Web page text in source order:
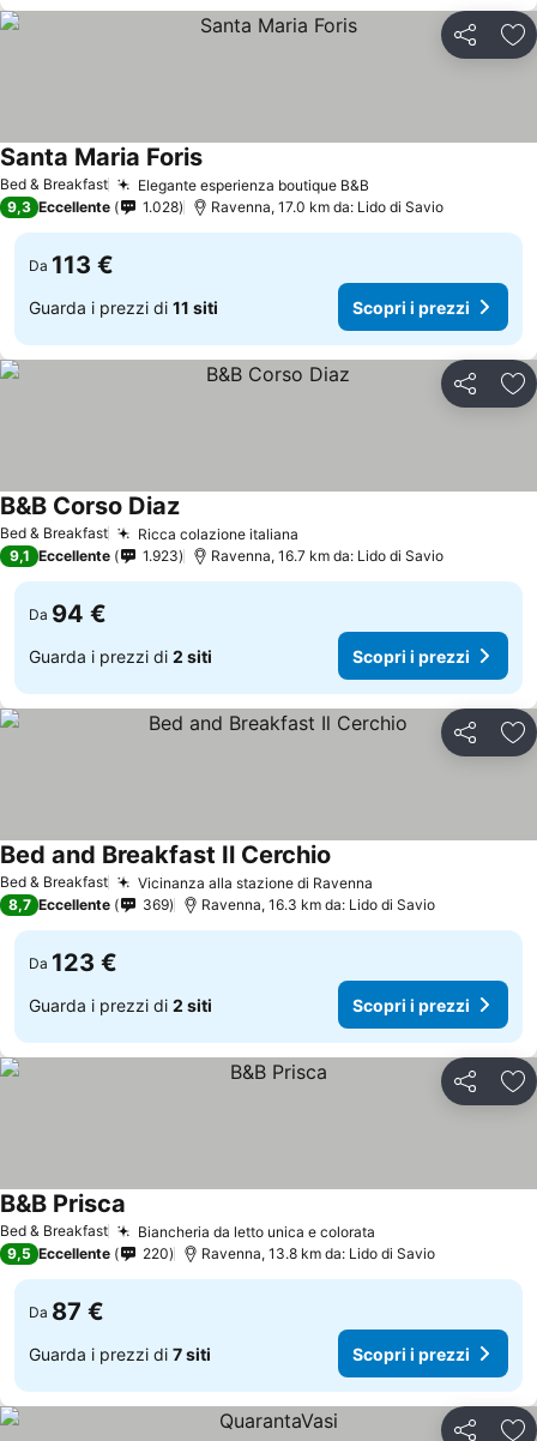
Condividi
Bed & Breakfast Elegante esperienza boutique B&B
Santa Maria ForisScopri i prezzi
9,3 Eccellente 1.028 Ravenna, 17.0 km da: Lido di Savio
Da 113 €
Guarda i prezzi di 11 siti Scopri i prezzi
Condividi
Bed & Breakfast Ricca colazione italiana
B&B Corso DiazScopri i prezzi
9,1 Eccellente 1.923 Ravenna, 16.7 km da: Lido di Savio
Da 94 €
Guarda i prezzi di 2 siti Scopri i prezzi
Condividi
Bed & Breakfast Vicinanza alla stazione di Ravenna
Bed and Breakfast Il Cerchio
8,7 Eccellente 369 Ravenna, 16.3 km da: Lido di Savio
Da 123 €
Guarda i prezzi di 2 siti Scopri i prezzi
Condividi
Bed & Breakfast Biancheria da letto unica e colorata
B&B Prisca
9,5 Eccellente 220 Ravenna, 13.8 km da: Lido di Savio
Da 87 €
Guarda i prezzi di 7 siti Scopri i prezzi